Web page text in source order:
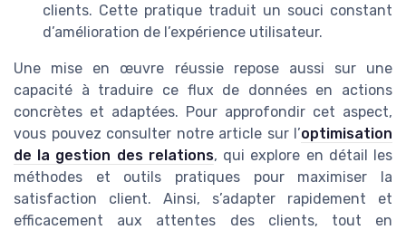
clients. Cette pratique traduit un souci constant
d’amélioration de l’expérience utilisateur.
Une mise en œuvre réussie repose aussi sur une
capacité à traduire ce flux de données en actions
concrètes et adaptées. Pour approfondir cet aspect,
vous pouvez consulter notre article sur l’optimisation
de la gestion des relations, qui explore en détail les
méthodes et outils pratiques pour maximiser la
satisfaction client. Ainsi, s’adapter rapidement et
efficacement aux attentes des clients, tout en